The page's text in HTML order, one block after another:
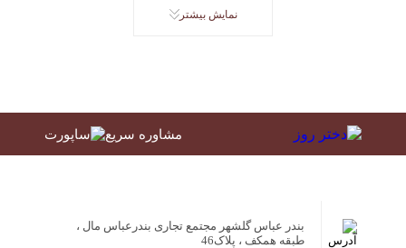
نمایش بیشتر
مشاوره سریع
بندر عباس گلشهر مجتمع تجاری بندرعباس مال ،
طبقه همکف ، پلاک46